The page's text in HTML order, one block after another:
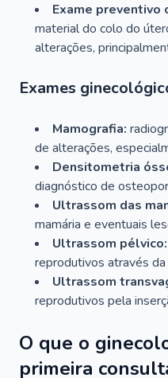
Exame preventivo
material do colo do
alterações,
Exames
Mamografia:
de alterações,
Densitometria
diagnóstico de
Ultrassom das
mamária e eventuais
Ultrassom pélvico:
reprodutivos através
Ultrassom
reprodutivos pela
O que o
primeira